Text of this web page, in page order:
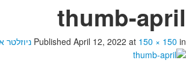
thumb-april
Published April 12, 2022 at 150 × 150 in ניוזלטר